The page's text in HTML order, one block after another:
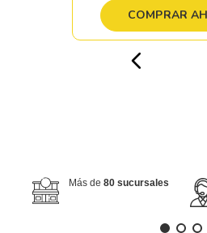
COMPRAR
Más de 80 sucursales